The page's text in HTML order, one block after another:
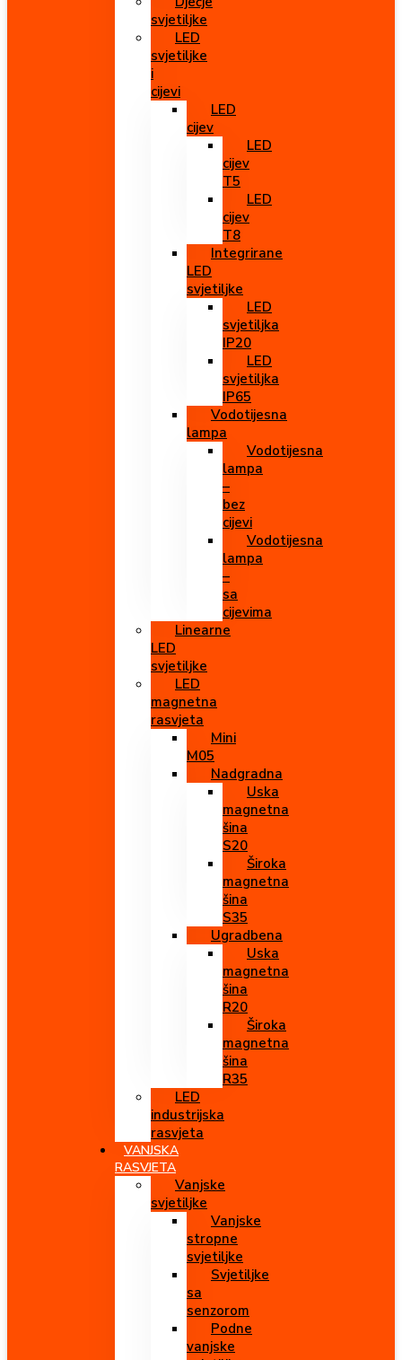
svjetiljke
LED
svjetiljke
i
cijevi
LED
cijev
LED
cijev
T5
LED
cijev
T8
Integrirane
LED
svjetiljke
LED
svjetiljka
IP20
LED
svjetiljka
IP65
Vodotijesna
lampa
Vodotijesna
lampa
–
bez
cijevi
Vodotijesna
lampa
–
sa
cijevima
Linearne
LED
svjetiljke
LED
magnetna
rasvjeta
Mini
M05
Nadgradna
Uska
magnetna
šina
S20
Široka
magnetna
šina
S35
Ugradbena
Uska
magnetna
šina
R20
Široka
magnetna
šina
R35
LED
industrijska
rasvjeta
VANJSKA
RASVJETA
Vanjske
svjetiljke
Vanjske
stropne
svjetiljke
Svjetiljke
sa
senzorom
Podne
vanjske